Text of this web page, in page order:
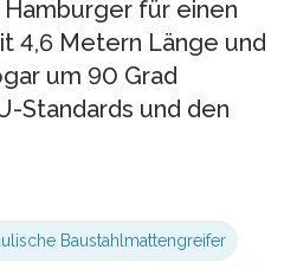
für einen
4,6 Metern Länge und
um 90 Grad
Standards und den
Baustahlmattengreifer